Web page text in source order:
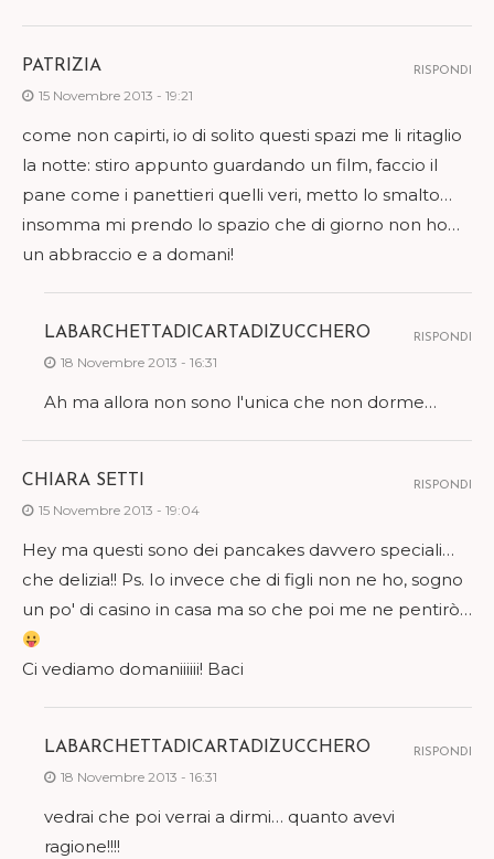
PATRIZIA
15 Novembre 2013 - 19:21
come non capirti, io di solito questi spazi me li ritaglio
la notte: stiro appunto guardando un film, faccio il
pane come i panettieri quelli veri, metto lo smalto…
insomma mi prendo lo spazio che di giorno non ho…
un abbraccio e a domani!
RISPONDI
LABARCHETTADICARTADIZUCCHERO
18 Novembre 2013 - 16:31
Ah ma allora non sono l'unica che non dorme…
RISPONDI
CHIARA SETTI
15 Novembre 2013 - 19:04
Hey ma questi sono dei pancakes davvero speciali…
che delizia!! Ps. Io invece che di figli non ne ho, sogno
un po' di casino in casa ma so che poi me ne pentirò…
Ci vediamo domaniiiiii! Baci
RISPONDI
LABARCHETTADICARTADIZUCCHERO
18 Novembre 2013 - 16:31
vedrai che poi verrai a dirmi… quanto avevi
ragione!!!!
RISPONDI